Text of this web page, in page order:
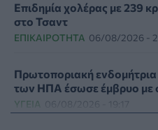
Επιδημία χολέρας με 239
στο Τσαντ
ΕΠΙΚΑΙΡΌΤΗΤΑ 06/08/2026 -
Πρωτοποριακή
των ΗΠΑ έσωσε έμβρυο με
ΥΓΕΊΑ 06/08/2026 - 19:17